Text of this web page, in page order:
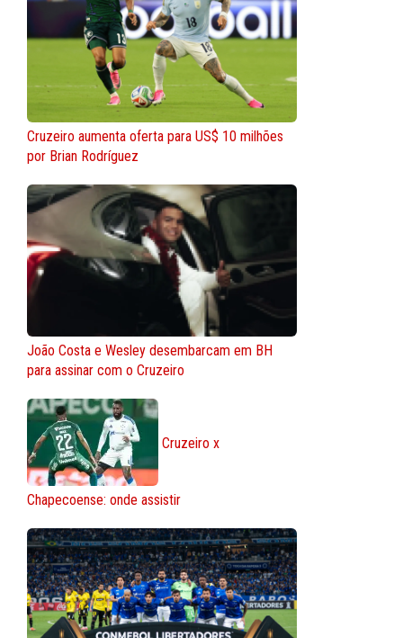
Cruzeiro aumenta oferta para US$ 10 milhões
por Brian Rodríguez
João Costa e Wesley desembarcam em BH
para assinar com o Cruzeiro
Cruzeiro x
Chapecoense: onde assistir